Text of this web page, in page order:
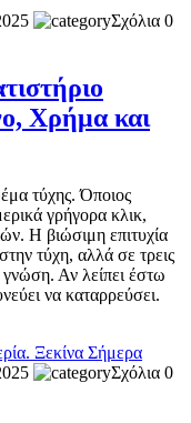
Σχόλια 0
Χρήμα και
τύχης. Όποιος
γρήγορα κλικ,
Η βιώσιμη επιτυχία
τύχη, αλλά σε τρεις
Αν λείπει έστω
να καταρρεύσει.
Σχόλια 0